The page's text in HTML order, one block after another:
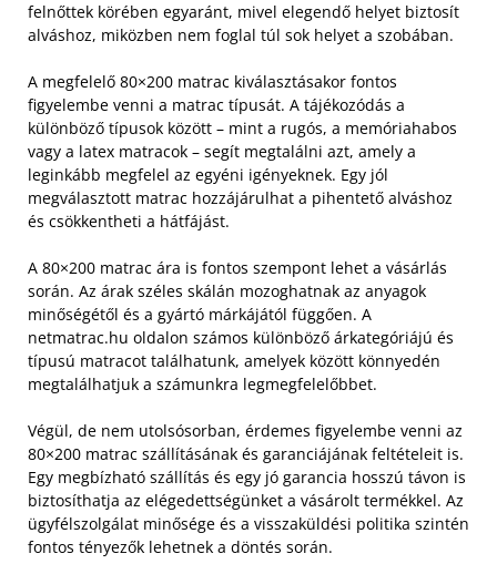
felnőttek körében egyaránt, mivel elegendő helyet biztosít
alváshoz, miközben nem foglal túl sok helyet a szobában.
A megfelelő 80×200 matrac kiválasztásakor fontos
figyelembe venni a matrac típusát. A tájékozódás a
különböző típusok között – mint a rugós, a memóriahabos
vagy a latex matracok – segít megtalálni azt, amely a
leginkább megfelel az egyéni igényeknek. Egy jól
megválasztott matrac hozzájárulhat a pihentető alváshoz
és csökkentheti a hátfájást.
A 80×200 matrac ára is fontos szempont lehet a vásárlás
során. Az árak széles skálán mozoghatnak az anyagok
minőségétől és a gyártó márkájától függően. A
netmatrac.hu oldalon számos különböző árkategóriájú és
típusú matracot találhatunk, amelyek között könnyedén
megtalálhatjuk a számunkra legmegfelelőbbet.
Végül, de nem utolsósorban, érdemes figyelembe venni az
80×200 matrac szállításának és garanciájának feltételeit is.
Egy megbízható szállítás és egy jó garancia hosszú távon is
biztosíthatja az elégedettségünket a vásárolt termékkel. Az
ügyfélszolgálat minősége és a visszaküldési politika szintén
fontos tényezők lehetnek a döntés során.